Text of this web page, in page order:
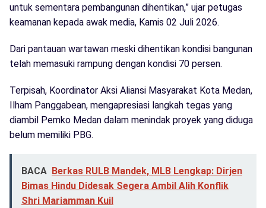
untuk sementara pembangunan dihentikan,” ujar petugas
keamanan kepada awak media, Kamis 02 Juli 2026.
Dari pantauan wartawan meski dihentikan kondisi bangunan
telah memasuki rampung dengan kondisi 70 persen.
Terpisah, Koordinator Aksi Aliansi Masyarakat Kota Medan,
Ilham Panggabean, mengapresiasi langkah tegas yang
diambil Pemko Medan dalam menindak proyek yang diduga
belum memiliki PBG.
BACA Berkas RULB Mandek, MLB Lengkap: Dirjen
Bimas Hindu Didesak Segera Ambil Alih Konflik
Shri Mariamman Kuil